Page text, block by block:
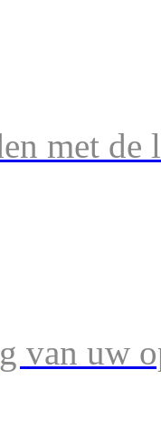
met de
van uw